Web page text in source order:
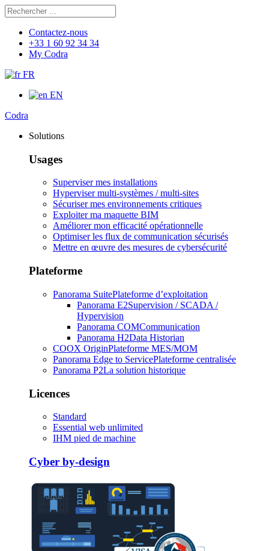
Rechercher
Contactez-nous
+33 1 60 92 34 34
My Codra
FR
EN
Codra
Solutions
Usages
Superviser mes installations
Hyperviser multi-systèmes / multi-sites
Sécuriser mes environnements critiques
Exploiter ma maquette BIM
Améliorer mon efficacité opérationnelle
Optimiser les flux de communication sécurisés
Mettre en œuvre des mesures de cybersécurité
Plateforme
Panorama SuitePlateforme d’exploitation
Panorama E2Supervision / SCADA /
Hypervision
Panorama COMCommunication
Panorama H2Data Historian
COOX OriginPlateforme MES/MOM
Panorama Edge to ServicePlateforme centralisée
Panorama P2La solution historique
Licences
Standard
Essential web unlimited
IHM pied de machine
Cyber by-design